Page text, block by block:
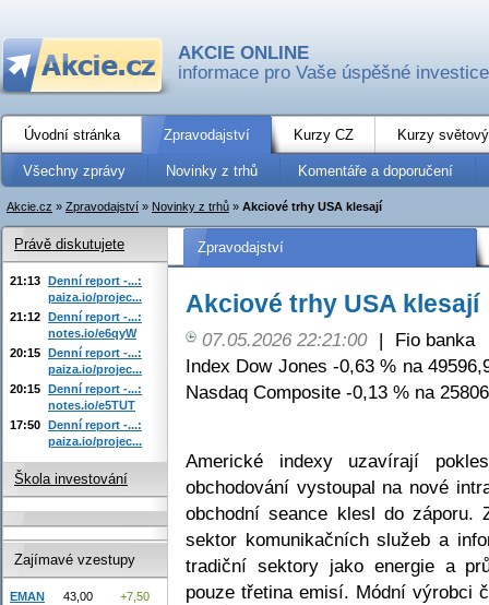
AKCIE ONLINE
informace pro Vaše úspěšné investice
Úvodní stránka Zpravodajství Kurzy CZ Kurzy
Všechny zprávy Novinky z trhů Komentáře a doporučení
Akcie.cz » Zpravodajství » Novinky z trhů » Akciové trhy USA klesají
Zpravodajství
Akciové trhy USA klesají
07.05.2026 22:21:00 |
Fio banka
Index Dow Jones -0,63 % na
Nasdaq Composite -0,13 % na
Americké indexy uzavírají
obchodování vystoupal na nové
obchodní seance klesl do záporu.
sektor komunikačních služeb a
tradiční sektory jako energie a
pouze třetina emisí. Módní výrobci
Právě diskutujete
21:13 Denní report -...:
paiza.io/projec...
21:12 Denní report -...:
notes.io/e6qyW
20:15 Denní report -...:
paiza.io/projec...
20:15 Denní report -...:
notes.io/e5TUT
17:50 Denní report -...:
paiza.io/projec...
Škola investování
Zajímavé vzestupy
EMAN 43,00
+7,50